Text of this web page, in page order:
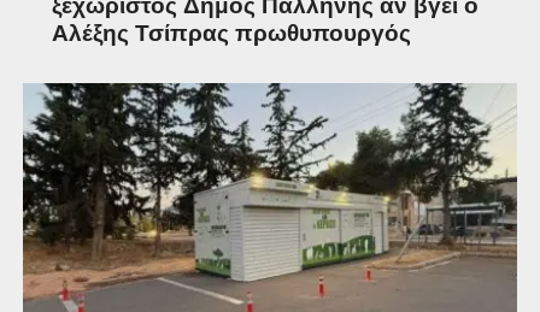
Αλέξης Τσίπρας πρωθυπουργός